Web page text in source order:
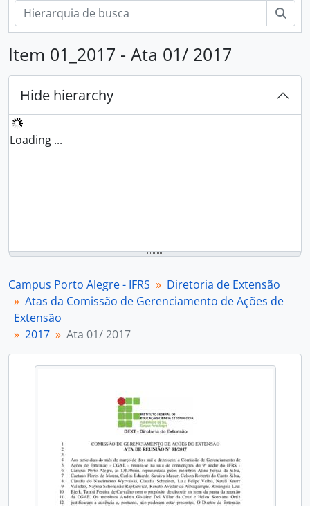
Item 01_2017 - Ata 01/ 2017
Hide hierarchy
Loading ...
Campus Porto Alegre - IFRS
Diretoria de Extensão
Atas da Comissão de Gerenciamento de Ações de
Extensão
2017
Ata 01/ 2017